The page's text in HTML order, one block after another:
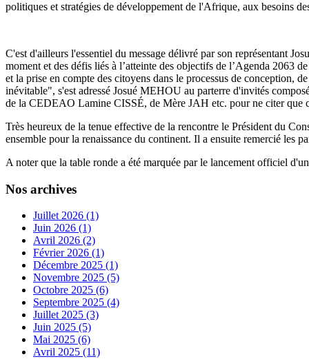
politiques et stratégies de développement de l'Afrique, aux besoins
C'est d'ailleurs l'essentiel du message délivré par son représentant
moment et des défis liés à l’atteinte des objectifs de l’Agenda 2063
et la prise en compte des citoyens dans le processus de conception,
inévitable", s'est adressé Josué MEHOU au parterre d'invités
de la CEDEAO Lamine CISSÉ, de Mère JAH etc. pour ne citer que
Très heureux de la tenue effective de la rencontre le Président du
ensemble pour la renaissance du continent. Il a ensuite remercié les
A noter que la table ronde a été marquée par le lancement officiel
Nos archives
Juillet 2026 (1)
Juin 2026 (1)
Avril 2026 (2)
Février 2026 (1)
Décembre 2025 (1)
Novembre 2025 (5)
Octobre 2025 (6)
Septembre 2025 (4)
Juillet 2025 (3)
Juin 2025 (5)
Mai 2025 (6)
Avril 2025 (11)